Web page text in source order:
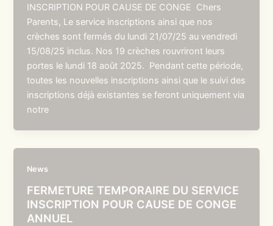
INSCRIPTION POUR CAUSE DE CONGE Chers
Parents, Le service inscriptions ainsi que nos
crèches sont fermés du lundi 21/07/25 au vendredi
15/08/25 inclus. Nos 19 crèches rouvriront leurs
portes le lundi 18 août 2025. Pendant cette période,
toutes les nouvelles inscriptions ainsi que le suivi des
inscriptions déjà existantes se feront uniquement via
notre
News
FERMETURE TEMPORAIRE DU SERVICE
INSCRIPTION POUR CAUSE DE CONGE
ANNUEL